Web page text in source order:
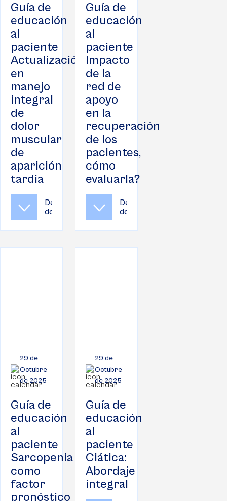
Guía de
educación
al
paciente
Actualización
en
manejo
integral
de
dolor
muscular
de
aparición
tardia
Descargar
documento
Guía de
educación
al
paciente
Impacto
de la
red de
apoyo
en la
recuperación
de los
pacientes,
cómo
evaluarla?
Descargar
documento
29 de
Octubre
de 2025
Guía de
educación
al
paciente
Sarcopenia
como
factor
pronóstico
29 de
Octubre
de 2025
Guía de
educación
al
paciente
Ciática:
Abordaje
integral